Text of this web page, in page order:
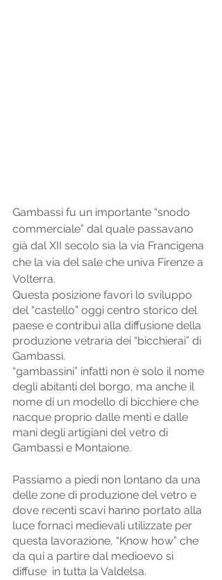
Gambassi fu un importante “snodo
commerciale” dal quale passavano
già dal XII secolo sia la via Francigena
che la via del sale che univa Firenze a
Volterra.
Questa posizione favorì lo sviluppo
del “castello” oggi centro storico del
paese e contribuì alla diffusione della
produzione vetraria dei “bicchierai” di
Gambassi.
“gambassini” infatti non è solo il nome
degli abitanti del borgo, ma anche il
nome di un modello di bicchiere che
nacque proprio dalle menti e dalle
mani degli artigiani del vetro di
Gambassi e Montaione.
Passiamo a piedi non lontano da una
delle zone di produzione del vetro e
dove recenti scavi hanno portato alla
luce fornaci medievali utilizzate per
questa lavorazione, “Know how” che
da qui a partire dal medioevo si
diffuse  in tutta la Valdelsa.